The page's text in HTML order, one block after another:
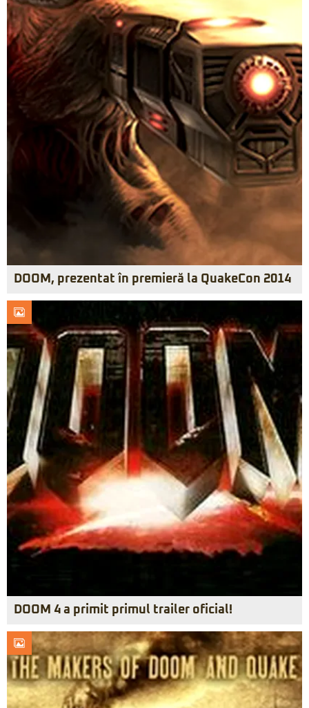
DOOM, prezentat în premieră la QuakeCon 2014
DOOM 4 a primit primul trailer oficial!